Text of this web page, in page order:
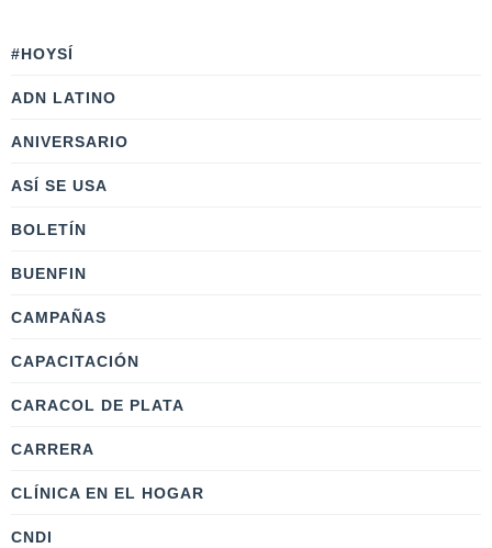
#HOYSÍ
ADN LATINO
ANIVERSARIO
ASÍ SE USA
BOLETÍN
BUENFIN
CAMPAÑAS
CAPACITACIÓN
CARACOL DE PLATA
CARRERA
CLÍNICA EN EL HOGAR
CNDI